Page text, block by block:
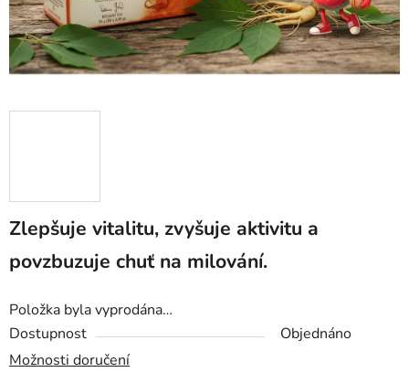
Zlepšuje vitalitu, zvyšuje aktivitu a
povzbuzuje chuť na milování.
Položka byla vyprodána…
Dostupnost
Objednáno
Možnosti doručení